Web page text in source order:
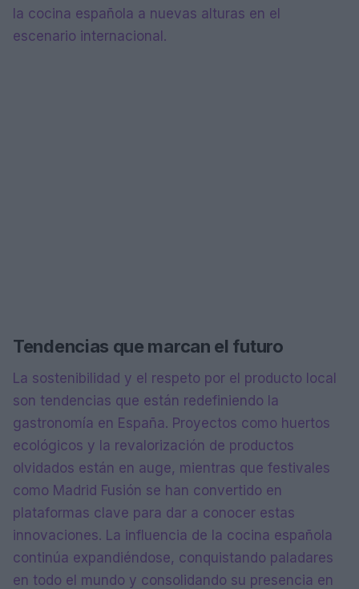
la cocina española a nuevas alturas en el
escenario internacional.
Tendencias que marcan el futuro
La sostenibilidad y el respeto por el producto local
son tendencias que están redefiniendo la
gastronomía en España. Proyectos como huertos
ecológicos y la revalorización de productos
olvidados están en auge, mientras que festivales
como Madrid Fusión se han convertido en
plataformas clave para dar a conocer estas
innovaciones. La influencia de la cocina española
continúa expandiéndose, conquistando paladares
en todo el mundo y consolidando su presencia en